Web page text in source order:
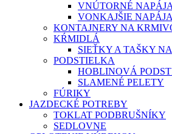
VNÚTORNÉ
VONKAJŠIE
KONTAJNERY NA
KŔMIDLÁ
SIEŤKY A TAŠKY
PODSTIELKA
HOBLINOVÁ
SLAMENÉ PELETY
FÚRIKY
JAZDECKÉ POTREBY
TOKLAT PODBRUŠNÍKY
SEDLOVNE